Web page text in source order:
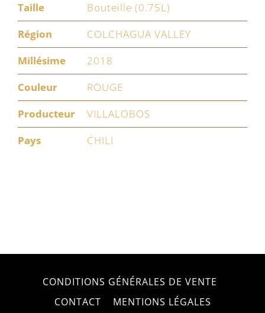
Taille
Bouteille (0.75L)
Région
COLCHAGUA VALLEY
Millésime
2018
Couleur
ROUGE
Producteur
VILLALOBOS
Pays
CHILI
CONDITIONS GÉNÉRALES DE VENTE
CONTACT
MENTIONS LÉGALES